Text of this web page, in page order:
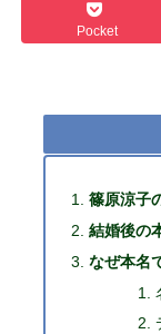
Pocket
篠原涼子
結婚後の
なぜ本名